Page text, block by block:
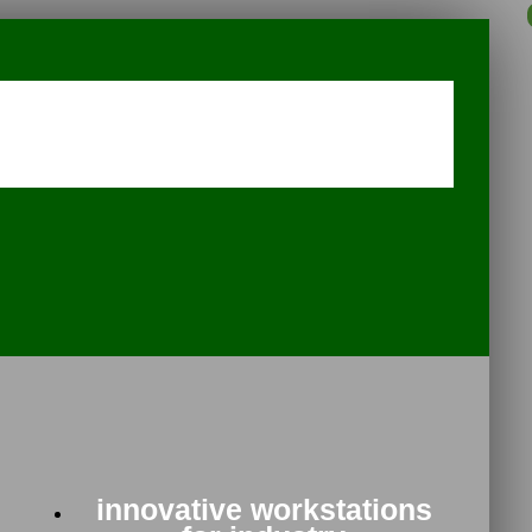
innovative workstations